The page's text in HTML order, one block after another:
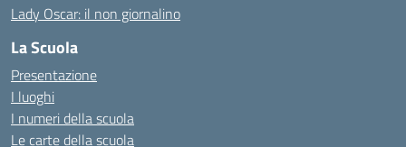
Lady Oscar: il non giornalino
La Scuola
Presentazione
I luoghi
I numeri della scuola
Le carte della scuola